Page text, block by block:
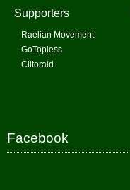
Supporters
Raelian Movement
GoTopless
Clitoraid
Facebook